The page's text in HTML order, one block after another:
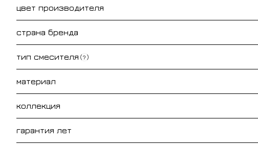
цвет производителя
страна бренда
тип смесителя ?
материал
коллекция
гарантия лет